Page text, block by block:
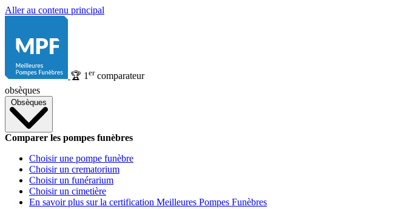
Aller au contenu principal
🏆 1 ercomparateur
obsèques
Obsèques
Comparer les pompes funèbres
Choisir une pompe funèbre
Choisir un crematorium
Choisir un funérarium
Choisir un cimetière
En savoir plus sur la certification Meilleures Pompes Funèbres